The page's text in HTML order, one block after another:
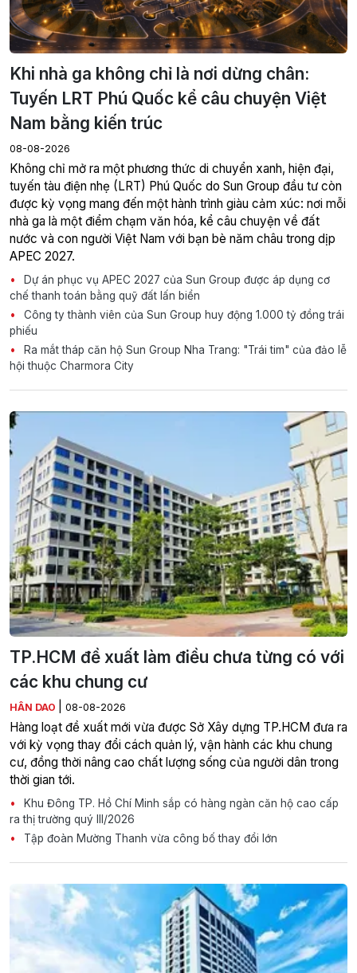
Khi nhà ga không chỉ là nơi dừng chân:
Tuyến LRT Phú Quốc kể câu chuyện Việt
Nam bằng kiến trúc
08-08-2026
Không chỉ mở ra một phương thức di chuyển xanh, hiện đại,
tuyến tàu điện nhẹ (LRT) Phú Quốc do Sun Group đầu tư còn
được kỳ vọng mang đến một hành trình giàu cảm xúc: nơi mỗi
nhà ga là một điểm chạm văn hóa, kể câu chuyện về đất
nước và con người Việt Nam với bạn bè năm châu trong dịp
APEC 2027.
Dự án phục vụ APEC 2027 của Sun Group được áp dụng cơ
chế thanh toán bằng quỹ đất lấn biển
Công ty thành viên của Sun Group huy động 1.000 tỷ đồng trái
phiếu
Ra mắt tháp căn hộ Sun Group Nha Trang: "Trái tim" của đảo lễ
hội thuộc Charmora City
TP.HCM đề xuất làm điều chưa từng có với
các khu chung cư
HÂN DAO 08-08-2026
Hàng loạt đề xuất mới vừa được Sở Xây dựng TP.HCM đưa ra
với kỳ vọng thay đổi cách quản lý, vận hành các khu chung
cư, đồng thời nâng cao chất lượng sống của người dân trong
thời gian tới.
Khu Đông TP. Hồ Chí Minh sắp có hàng ngàn căn hộ cao cấp
ra thị trường quý III/2026
Tập đoàn Mường Thanh vừa công bố thay đổi lớn